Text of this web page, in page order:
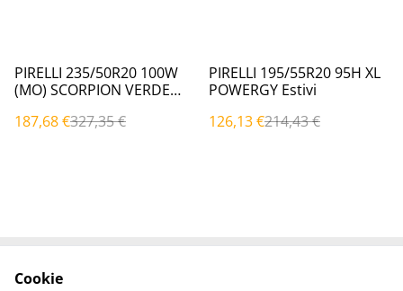
%
PIRELLI 235/50R20 100W
(MO) SCORPION VERDE
187,68 €327,35 €
%
PIRELLI 195/55R20 95H XL
POWERGY Estivi
126,13 €214,43 €
Cookie